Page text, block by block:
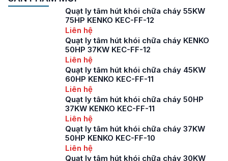
Quạt ly tâm hút khói chữa cháy 55KW
75HP KENKO KEC-FF-12
Liên hệ
Quạt ly tâm hút khói chữa cháy KENKO
50HP 37KW KEC-FF-12
Liên hệ
Quạt ly tâm hút khói chữa cháy 45KW
60HP KENKO KEC-FF-11
Liên hệ
Quạt ly tâm hút khói chữa cháy 50HP
37KW KENKO KEC-FF-11
Liên hệ
Quạt ly tâm hút khói chữa cháy 37KW
50HP KENKO KEC-FF-10
Liên hệ
Quạt ly tâm hút khói chữa cháy 30KW